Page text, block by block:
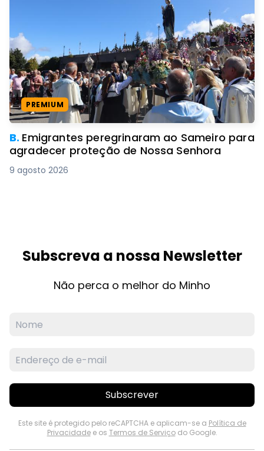
PREMIUM
B. Emigrantes peregrinaram ao Sameiro para
agradecer proteção de Nossa Senhora
9 agosto 2026
Subscreva a nossa Newsletter
Não perca o melhor do Minho
Subscrever
Este site é protegido pelo reCAPTCHA e aplicam-se a Política de
Privacidadee os Termos de Serviçodo Google.